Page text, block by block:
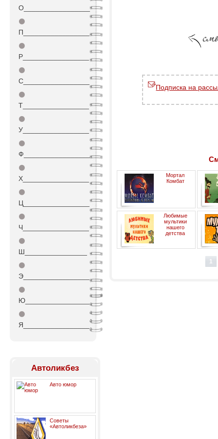
О_________________
⚫
П_________________
⚫
Р_________________
⚫
С_________________
⚫
Т_________________
⚫
У_________________
⚫
Ф_________________
⚫
Х_________________
⚫
Ц_________________
⚫
Ч_________________
⚫
Ш________________
⚫
Э_________________
⚫
Ю_________________
⚫
Я_________________
Автоликбез
Авто юмор
Советы
«Автоликбеза»
Подписка на
Мортал
Комбат
Любимые
мультики
нашего
детства
1